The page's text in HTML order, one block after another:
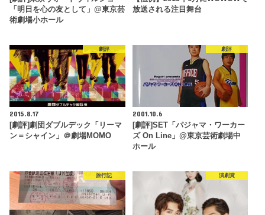
「明日を心の友として」@東京芸
術劇場小ホール
放送される注目舞台
劇評
2015.8.17
[劇評]劇団ダブルデック「リーマ
ン＝シャイン」＠劇場MOMO
劇評
2001.10.6
[劇評]SET「パジャマ・ワーカー
ズ On Line」@東京芸術劇場中
ホール
旅行記 演劇賞